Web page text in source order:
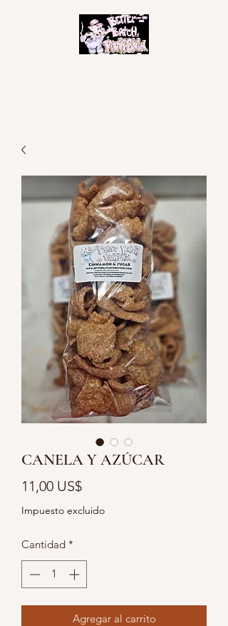
CANELA Y AZÚCAR
11,00 US$Precio
Impuesto excluido
Cantidad *
Agregar al carrito